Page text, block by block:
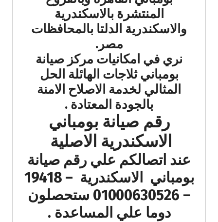
المنتشرة بالاسكندرية
والاسكندرية الدلتا بالمحافظات
مصر.
نري في امكانيات مركز صيانة
بومباني ثلاجات الهائلة الحل
المثالي لخدمة الاصلاح الامنة
بالجودة المعتادة .
رقم صيانة بومباني
الاسكندرية الاصلية
عند اتصالكم علي رقم صيانة
بومباني الاسكندرية – 19418
– 01000630526 ستحصلون
دوما علي المساعدة .